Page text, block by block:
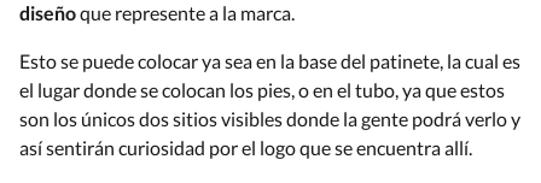
diseñoque represente a la marca.
Esto se puede colocar ya sea en la base del patinete, la cual es
el lugar donde se colocan los pies, o en el tubo, ya que estos
son los únicos dos sitios visibles donde la gente podrá verlo y
así sentirán curiosidad por el logo que se encuentra allí.